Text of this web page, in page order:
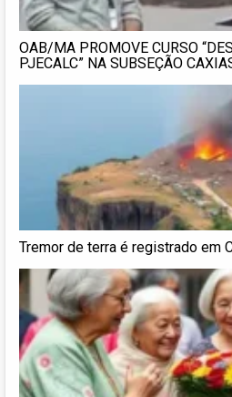
OAB/MA PROMOVE CURSO
PJECALC” NA SUBSEÇÃO
Tremor de terra é registrado em